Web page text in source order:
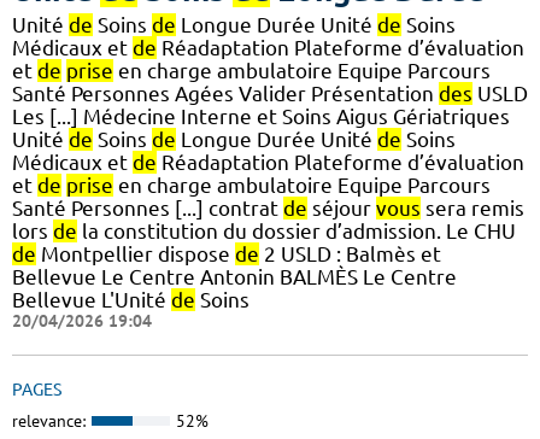
Unité de Soins de Longue Durée Unité de Soins
Médicaux et de Réadaptation Plateforme d’évaluation
et de prise en charge ambulatoire Equipe Parcours
Santé Personnes Agées Valider Présentation des USLD
Les [...] Médecine Interne et Soins Aigus Gériatriques
Unité de Soins de Longue Durée Unité de Soins
Médicaux et de Réadaptation Plateforme d’évaluation
et de prise en charge ambulatoire Equipe Parcours
Santé Personnes [...] contrat de séjour vous sera remis
lors de la constitution du dossier d’admission. Le CHU
de Montpellier dispose de 2 USLD : Balmès et
Bellevue Le Centre Antonin BALMÈS Le Centre
Bellevue L'Unité de Soins
20/04/2026 19:04
PAGES
relevance: 52%